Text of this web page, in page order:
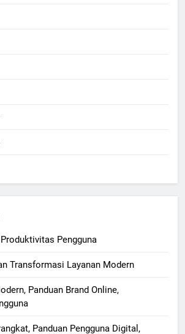
Pengguna
Transformasi Layanan Modern
Panduan Brand Online,
Panduan Pengguna Digital,